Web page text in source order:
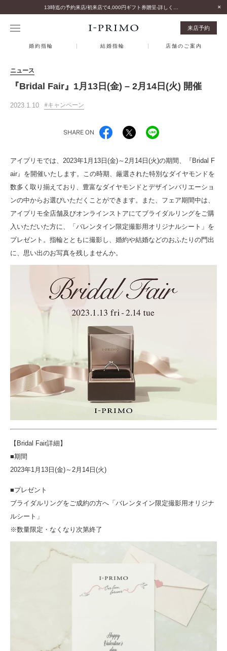
来店予約
婚約指輪 結婚指輪 店舗のご案内
ニュース
『Bridal Fair』1月13日(金) – 2月14日(火) 開催
2023.1.10 キャンペーン
SHARE ON
アイプリモでは、2023年1月13日(金)～2月14日(火)の期間、『Bridal F
air』を開催いたします。この時期、厳選された特別なダイヤモンドを
数多く取り揃えており、豊富なダイヤモンドとデザインバリエーショ
ンの中からお選びいただくことができます。また、フェア期間中は、
アイプリモ全店舗及びオンラインストアにてブライダルリングをご購
入いただいた方に、「バレンタイン限定撮影用オリジナルシート」を
プレゼント。指輪とともに撮影し、婚約や結婚などのおふたりの門出
に、思い出のお写真を残しませんか。
【Bridal Fair詳細】
■期間
2023年1月13日(金)～2月14日(火)
■プレゼント
ブライダルリングをご成約の方へ「バレンタイン限定撮影用オリジナ
ルシート」
※数量限定・なくなり次第終了